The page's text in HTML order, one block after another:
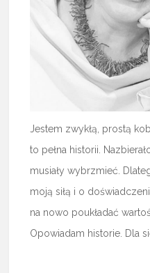
Jestem zwykłą, prostą
to pełna historii.
musiały wybrzmieć.
moją siłą i o
na nowo poukładać
Opowiadam historie. Dla